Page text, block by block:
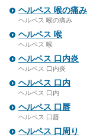
ヘルペス 喉の痛み
ヘルペス 喉の痛み
ヘルペス 喉
ヘルペス 喉
ヘルペス 口内炎
ヘルペス 口内炎
ヘルペス 口内
ヘルペス 口内
ヘルペス 口唇
ヘルペス 口唇
ヘルペス 口周り